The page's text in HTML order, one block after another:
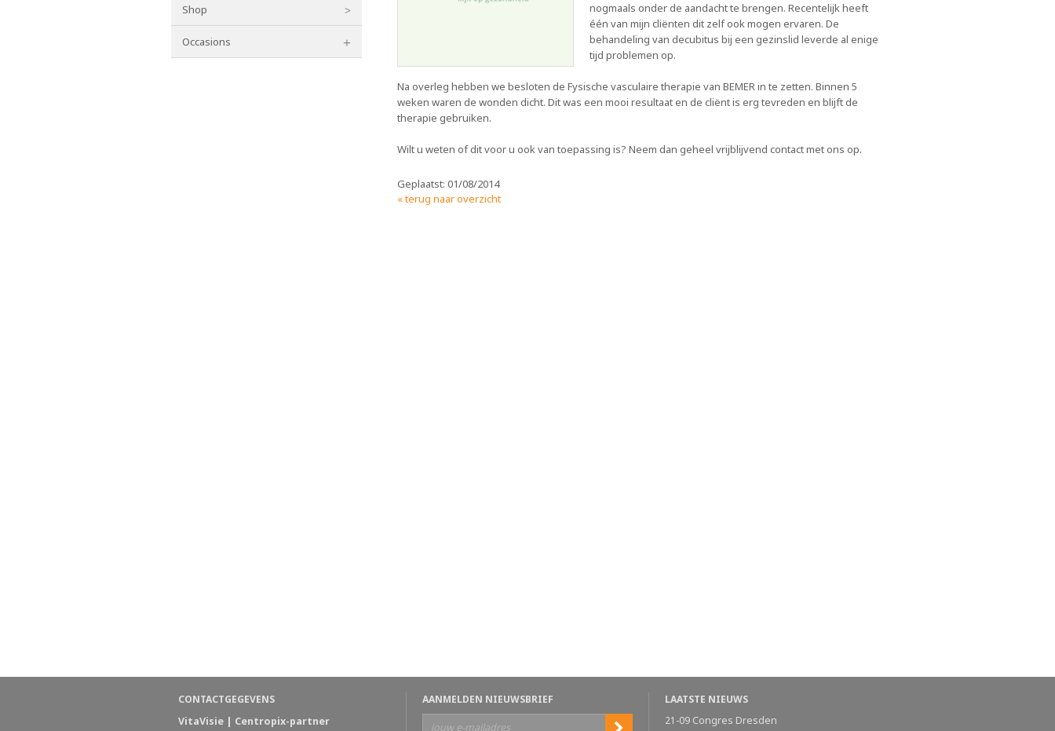
Shop
Occasions
nogmaals onder de aandacht te brengen. Recentelijk heeft
één van mijn cliënten dit zelf ook mogen ervaren. De
behandeling van decubitus bij een gezinslid leverde al enige
tijd problemen op.
Na overleg hebben we besloten de Fysische vasculaire therapie van BEMER in te zetten. Binnen 5
weken waren de wonden dicht. Dit was een mooi resultaat en de cliënt is erg tevreden en blijft de
therapie gebruiken.
Wilt u weten of dit voor u ook van toepassing is? Neem dan geheel vrijblijvend contact met ons op.
Geplaatst: 01/08/2014
« terug naar overzicht
CONTACTGEGEVENS
VitaVisie | Centropix-partner
AANMELDEN NIEUWSBRIEF
LAATSTE NIEUWS
21-09 Congres Dresden